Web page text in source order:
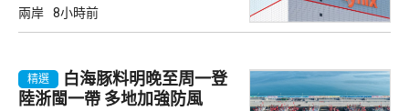
兩岸 8小時前
精選
白海豚料明晚至周一登
陸浙閩一帶 多地加強防風